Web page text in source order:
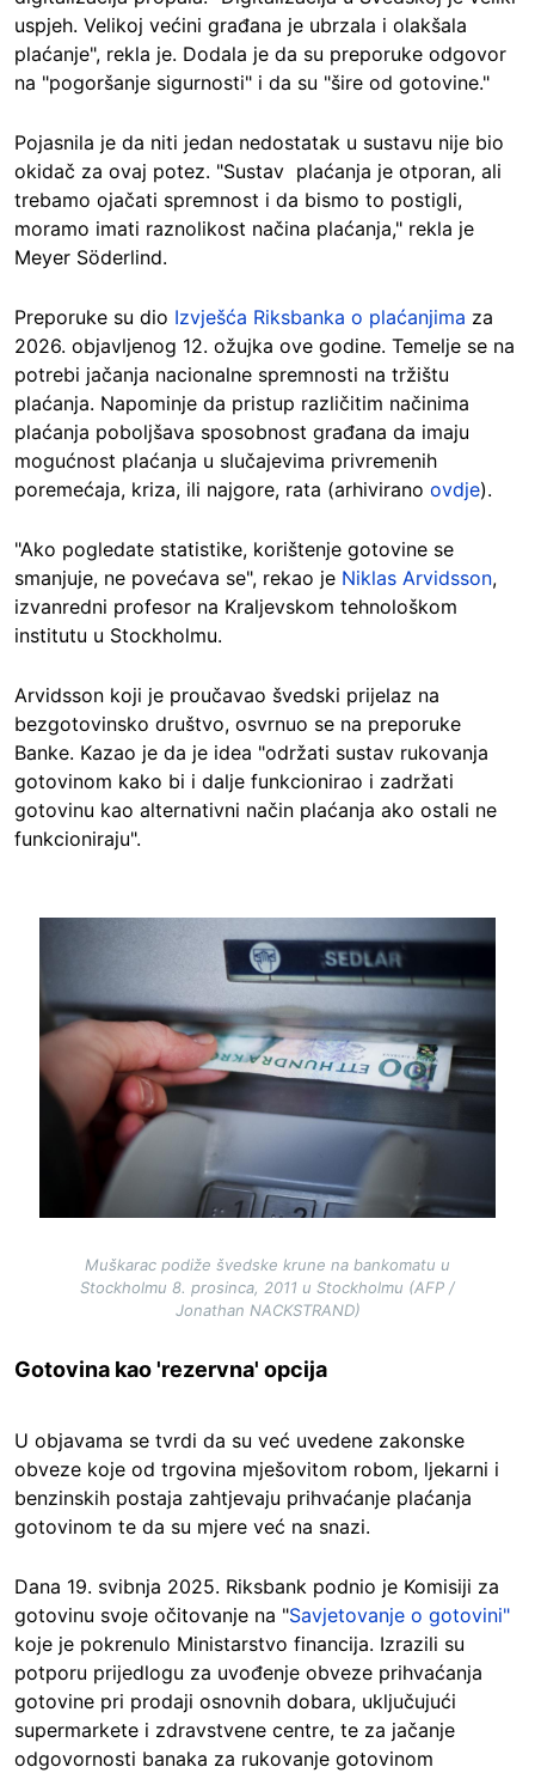
uspjeh. Velikoj većini građana je ubrzala i olakšala
plaćanje", rekla je. Dodala je da su preporuke odgovor
na "pogoršanje sigurnosti" i da su "šire od gotovine."
Pojasnila je da niti jedan nedostatak u sustavu nije bio
okidač za ovaj potez. "Sustav plaćanja je otporan, ali
trebamo ojačati spremnost i da bismo to postigli,
moramo imati raznolikost načina plaćanja," rekla je
Meyer Söderlind.
Preporuke su dio Izvješća Riksbanka o plaćanjima za
2026. objavljenog 12. ožujka ove godine. Temelje se na
potrebi jačanja nacionalne spremnosti na tržištu
plaćanja. Napominje da pristup različitim načinima
plaćanja poboljšava sposobnost građana da imaju
mogućnost plaćanja u slučajevima privremenih
poremećaja, kriza, ili najgore, rata (arhivirano ovdje).
"Ako pogledate statistike, korištenje gotovine se
smanjuje, ne povećava se", rekao je Niklas Arvidsson,
izvanredni profesor na Kraljevskom tehnološkom
institutu u Stockholmu.
Arvidsson koji je proučavao švedski prijelaz na
bezgotovinsko društvo, osvrnuo se na preporuke
Banke. Kazao je da je idea "održati sustav rukovanja
gotovinom kako bi i dalje funkcionirao i zadržati
gotovinu kao alternativni način plaćanja ako ostali ne
funkcioniraju".
Muškarac podiže švedske krune na bankomatu u
Stockholmu 8. prosinca, 2011 u Stockholmu (AFP /
Jonathan NACKSTRAND)
Gotovina kao 'rezervna' opcija
U objavama se tvrdi da su već uvedene zakonske
obveze koje od trgovina mješovitom robom, ljekarni i
benzinskih postaja zahtjevaju prihvaćanje plaćanja
gotovinom te da su mjere već na snazi.
Dana 19. svibnja 2025. Riksbank podnio je Komisiji za
gotovinu svoje očitovanje na "Savjetovanje o gotovini"
koje je pokrenulo Ministarstvo financija. Izrazili su
potporu prijedlogu za uvođenje obveze prihvaćanja
gotovine pri prodaji osnovnih dobara, uključujući
supermarkete i zdravstvene centre, te za jačanje
odgovornosti banaka za rukovanje gotovinom